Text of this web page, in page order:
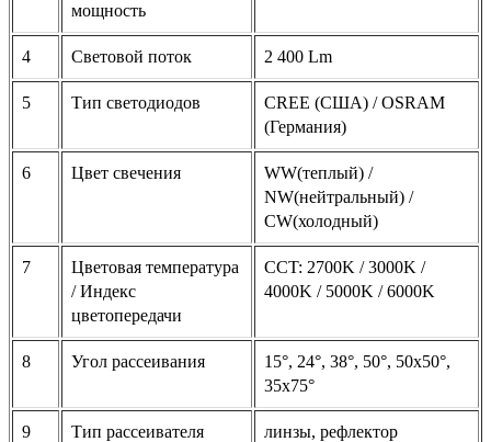
мощность
4 Световой поток 2 400 Lm
5 Тип светодиодов
CREE (США) / OSRAM
(Германия)
6 Цвет свечения
WW(теплый) /
NW(нейтральный) /
CW(холодный)
7
Цветовая температура
/ Индекс
цветопередачи
CCT: 2700K / 3000K /
4000K / 5000K / 6000K
8 Угол рассеивания
15°, 24°, 38°, 50°, 50x50°,
35x75°
9 Тип рассеивателя линзы, рефлектор